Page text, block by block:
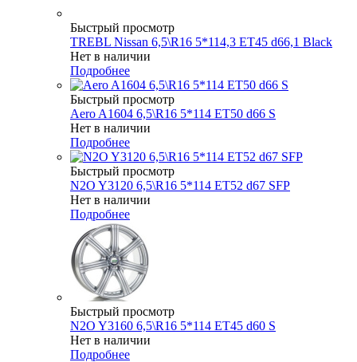
Быстрый просмотр
TREBL Nissan 6,5\R16 5*114,3 ET45 d66,1 Black
Нет в наличии
Подробнее
Быстрый просмотр
Aero A1604 6,5\R16 5*114 ET50 d66 S
Нет в наличии
Подробнее
Быстрый просмотр
N2O Y3120 6,5\R16 5*114 ET52 d67 SFP
Нет в наличии
Подробнее
Быстрый просмотр
N2O Y3160 6,5\R16 5*114 ET45 d60 S
Нет в наличии
Подробнее